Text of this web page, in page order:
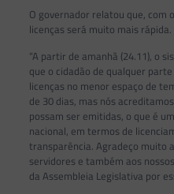
O governador relatou que, com
licenças será muito mais rápida.
“A partir de amanhã (24.11), o
que o cidadão de qualquer
licenças no menor espaço de
de 30 dias, mas nós
possam ser emitidas, o que é
nacional, em termos de
transparência. Agradeço muito
servidores e também aos
da Assembleia Legislativa por